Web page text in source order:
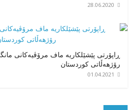
28.06.2020
رۆژهەڵاتی کوردستان
01.04.2021